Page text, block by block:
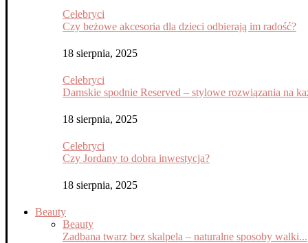
Celebryci
Czy beżowe akcesoria dla dzieci odbierają im radość?
18 sierpnia, 2025
Celebryci
Damskie spodnie Reserved – stylowe rozwiązania na
18 sierpnia, 2025
Celebryci
Czy Jordany to dobra inwestycja?
18 sierpnia, 2025
Beauty
Beauty
Zadbana twarz bez skalpela – naturalne sposoby walki...